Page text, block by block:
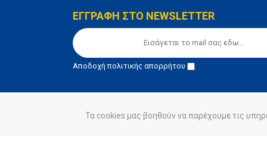
ΕΓΓΡΑΦΗ ΣΤΟ NEWSLETTER
Αποδοχήπολιτικής απορρήτου
© euronics 2020 Όροι Χρήσης Πολιτική
Τα cookies μας βοηθούν να παρέχουμε τις